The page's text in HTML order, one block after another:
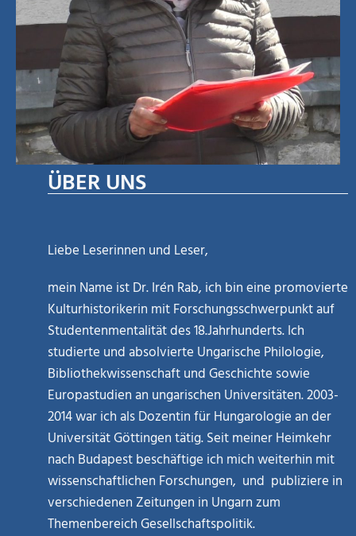
ÜBER UNS
Liebe Leserinnen und Leser,
mein Name ist Dr. Irén Rab, ich bin eine promovierte
Kulturhistorikerin mit Forschungsschwerpunkt auf
Studentenmentalität des 18.Jahrhunderts. Ich
studierte und absolvierte Ungarische Philologie,
Bibliothekwissenschaft und Geschichte sowie
Europastudien an ungarischen Universitäten. 2003-
2014 war ich als Dozentin für Hungarologie an der
Universität Göttingen tätig. Seit meiner Heimkehr
nach Budapest beschäftige ich mich weiterhin mit
wissenschaftlichen Forschungen, und publiziere in
verschiedenen Zeitungen in Ungarn zum
Themenbereich Gesellschaftspolitik.